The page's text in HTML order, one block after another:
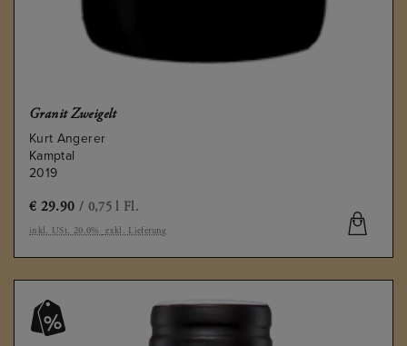
Granit Zweigelt
Kurt Angerer
Kamptal
2019
€ 29.90 / 0,75 l Fl.
inkl. USt. 20.0% exkl. Lieferung